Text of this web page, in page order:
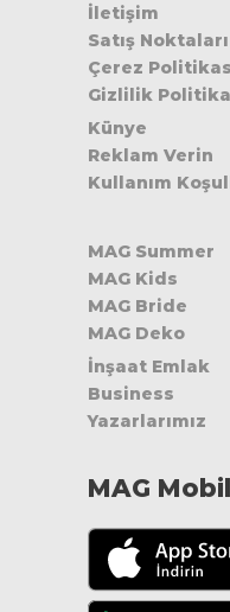
İletişim
Satış Noktaları
Çerez
Gizlilik
Künye
Reklam Verin
Kullanım
MAG Summer
MAG Kids
MAG Bride
MAG Deko
İnşaat Emlak
Business
Yazarlarımız
MAG